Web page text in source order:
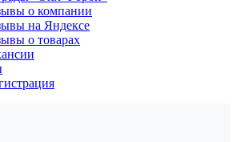
о компании
на Яндексе
о товарах